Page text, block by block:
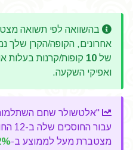
בהשוואה לפי תשואה
אחרונים, הקופה/הקרן שלך
של 10 קופות/קרנות בעלות
ואפיקי השקעה.
"אלטשולר שחם
מצטברת מעל לממוצע ב-